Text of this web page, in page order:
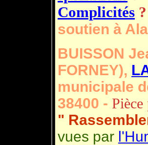
Complicités ?
soutien à
BUISSON
FORNEY),
municipale
38400 -
"
vues par